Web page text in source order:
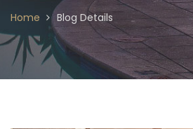
Home Blog Details